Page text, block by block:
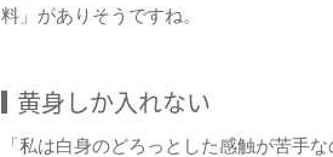
料」がありそうですね。
黄身しか入れない
「私は白身のどろっとした感触が苦手